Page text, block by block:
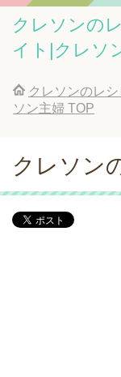
クレソンの
イト|クレソ
クレソンのレ
ソン主婦 TOP
クレソン